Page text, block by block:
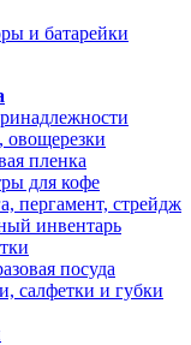
и батарейки
овощерезки
пленка
для кофе
пергамент, стрейдж
инвентарь
посуда
салфетки и губки